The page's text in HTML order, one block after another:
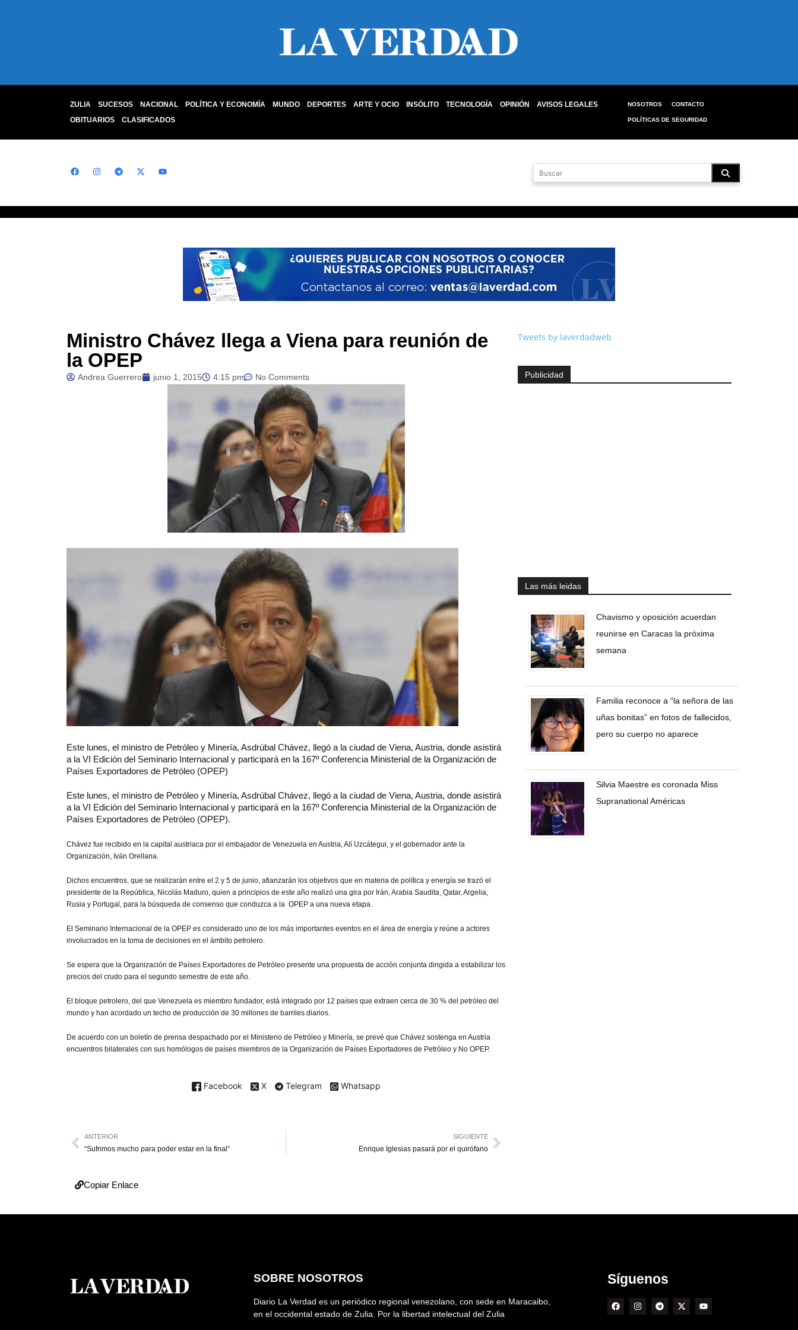
ZULIA SUCESOS NACIONAL POLÍTICA Y ECONOMÍA MUNDO DEPORTES ARTE Y OCIO INSÓLITO TECNOLOGÍA OPINIÓN
AVISOS LEGALES
OBITUARIOS
CLASIFICADOS
NOSOTROS CONTACTO
POLÍTICAS DE SEGURIDAD
Ministro Chávez llega a Viena para reunión de
la OPEP
Andrea Guerrero junio 1, 2015 4:15 pm No Comments
Este lunes, el ministro de Petróleo y Minería, Asdrúbal Chávez, llegó a la ciudad de Viena, Austria, donde asistirá
a la VI Edición del Seminario Internacional y participará en la 167º Conferencia Ministerial de la Organización de
Países Exportadores de Petróleo (OPEP)
Este lunes, el ministro de Petróleo y Minería, Asdrúbal Chávez, llegó a la ciudad de Viena, Austria, donde asistirá
a la VI Edición del Seminario Internacional y participará en la 167º Conferencia Ministerial de la Organización de
Países Exportadores de Petróleo (OPEP).
Chávez fue recibido en la capital austriaca por el embajador de Venezuela en Austria, Alí Uzcátegui, y el gobernador ante la
Organización, Iván Orellana.
Dichos encuentros, que se realizarán entre el 2 y 5 de junio, afianzarán los objetivos que en materia de política y energía se trazó el
presidente de la República, Nicolás Maduro, quien a principios de este año realizó una gira por Irán, Arabia Saudita, Qatar, Argelia,
Rusia y Portugal, para la búsqueda de consenso que conduzca a la OPEP a una nueva etapa.
El Seminario Internacional de la OPEP es considerado uno de los más importantes eventos en el área de energía y reúne a actores
involucrados en la toma de decisiones en el ámbito petrolero.
Se espera que la Organización de Países Exportadores de Petróleo presente una propuesta de acción conjunta dirigida a estabilizar los
precios del crudo para el segundo semestre de este año.
El bloque petrolero, del que Venezuela es miembro fundador, está integrado por 12 países que extraen cerca de 30 % del petróleo del
mundo y han acordado un techo de producción de 30 millones de barriles diarios.
De acuerdo con un boletín de prensa despachado por el Ministerio de Petróleo y Minería, se prevé que Chávez sostenga en Austria
encuentros bilaterales con sus homólogos de países miembros de la Organización de Países Exportadores de Petróleo y No OPEP.
Facebook X Telegram Whatsapp
Tweets by laverdadweb
Publicidad
Las más leidas
Chavismo y oposición acuerdan
reunirse en Caracas la próxima
semana
Familia reconoce a “la señora de las
uñas bonitas” en fotos de fallecidos,
pero su cuerpo no aparece
Silvia Maestre es coronada Miss
Supranational Américas
ANTERIOR
“Sufrimos mucho para poder estar en la final”
SIGUIENTE
Enrique Iglesias pasará por el quirófano
Copiar Enlace
SOBRE NOSOTROS
Diario La Verdad es un periódico regional venezolano, con sede en Maracaibo,
en el occidental estado de Zulia. Por la libertad intelectual del Zulia
Síguenos